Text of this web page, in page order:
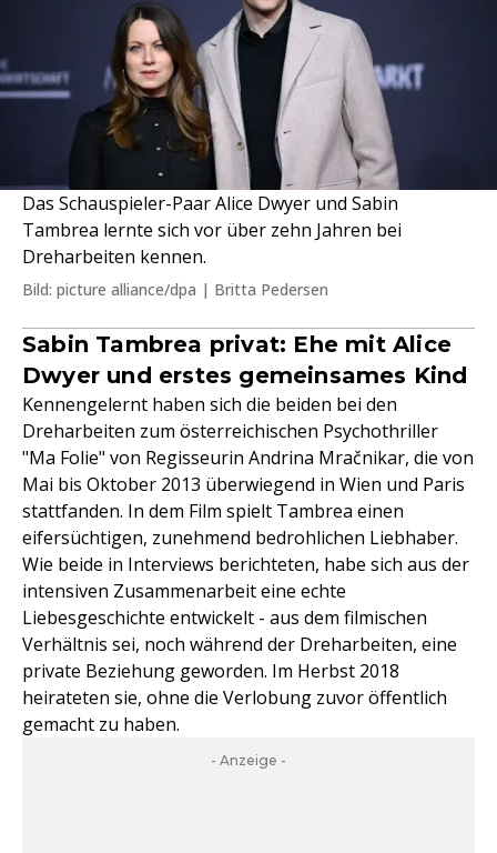
Das Schauspieler-Paar Alice Dwyer und Sabin
Tambrea lernte sich vor über zehn Jahren bei
Dreharbeiten kennen.
Bild: picture alliance/dpa | Britta Pedersen
Sabin Tambrea privat: Ehe mit Alice
Dwyer und erstes gemeinsames Kind
Kennengelernt haben sich die beiden bei den
Dreharbeiten zum österreichischen Psychothriller
"Ma Folie" von Regisseurin Andrina Mračnikar, die von
Mai bis Oktober 2013 überwiegend in Wien und Paris
stattfanden. In dem Film spielt Tambrea einen
eifersüchtigen, zunehmend bedrohlichen Liebhaber.
Wie beide in Interviews berichteten, habe sich aus der
intensiven Zusammenarbeit eine echte
Liebesgeschichte entwickelt - aus dem filmischen
Verhältnis sei, noch während der Dreharbeiten, eine
private Beziehung geworden. Im Herbst 2018
heirateten sie, ohne die Verlobung zuvor öffentlich
gemacht zu haben.
- Anzeige -